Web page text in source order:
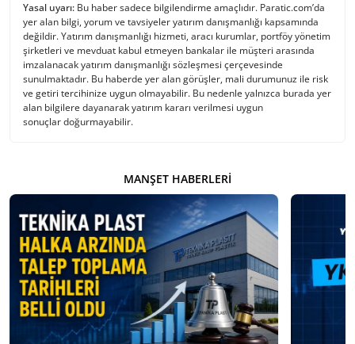
Yasal uyarı: Bu haber sadece bilgilendirme amaçlıdır. Paratic.com’da
yer alan bilgi, yorum ve tavsiyeler yatırım danışmanlığı kapsamında
değildir. Yatırım danışmanlığı hizmeti, aracı kurumlar, portföy yönetim
şirketleri ve mevduat kabul etmeyen bankalar ile müşteri arasında
imzalanacak yatırım danışmanlığı sözleşmesi çerçevesinde
sunulmaktadır. Bu haberde yer alan görüşler, mali durumunuz ile risk
ve getiri tercihinize uygun olmayabilir. Bu nedenle yalnızca burada yer
alan bilgilere dayanarak yatırım kararı verilmesi uygun
sonuçlar doğurmayabilir.
MANŞET HABERLERI